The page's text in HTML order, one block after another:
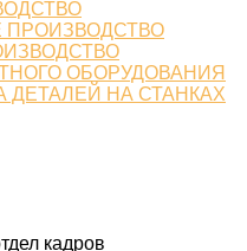
ОБОРУДОВАНИЯ
ДЕТАЛЕЙ НА СТАНКАХ
кадров